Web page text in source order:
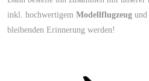
inkl. hochwertigemModellflugzeug und
bleibenden Erinnerung werden!